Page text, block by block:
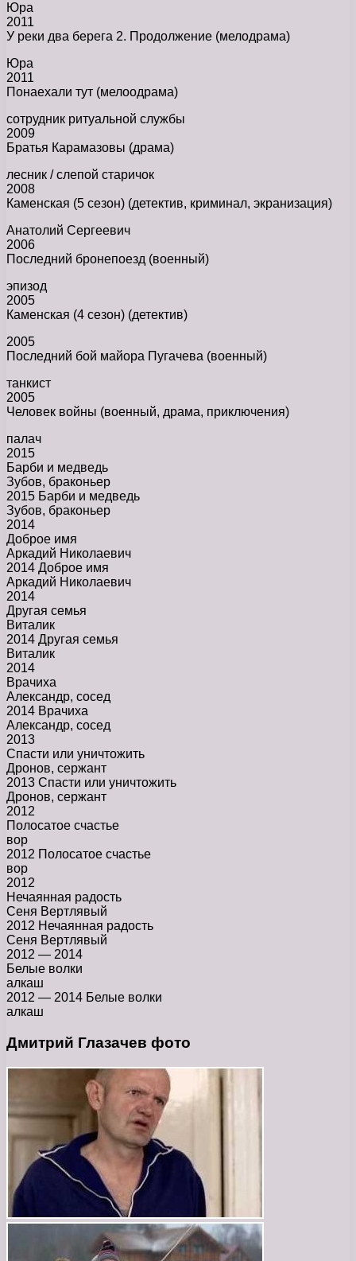
Юра
2011
У реки два берега 2. Продолжение (мелодрама)
Юра
2011
Понаехали тут (мелоодрама)
сотрудник ритуальной службы
2009
Братья Карамазовы (драма)
лесник / слепой старичок
2008
Каменская (5 сезон) (детектив, криминал, экранизация)
Анатолий Сергеевич
2006
Последний бронепоезд (военный)
эпизод
2005
Каменская (4 сезон) (детектив)
2005
Последний бой майора Пугачева (военный)
танкист
2005
Человек войны (военный, драма, приключения)
палач
2015
Барби и медведь
Зубов, браконьер
2015 Барби и медведь
Зубов, браконьер
2014
Доброе имя
Аркадий Николаевич
2014 Доброе имя
Аркадий Николаевич
2014
Другая семья
Виталик
2014 Другая семья
Виталик
2014
Врачиха
Александр, сосед
2014 Врачиха
Александр, сосед
2013
Спасти или уничтожить
Дронов, сержант
2013 Спасти или уничтожить
Дронов, сержант
2012
Полосатое счастье
вор
2012 Полосатое счастье
вор
2012
Нечаянная радость
Сеня Вертлявый
2012 Нечаянная радость
Сеня Вертлявый
2012 — 2014
Белые волки
алкаш
2012 — 2014 Белые волки
алкаш
Дмитрий Глазачев фото